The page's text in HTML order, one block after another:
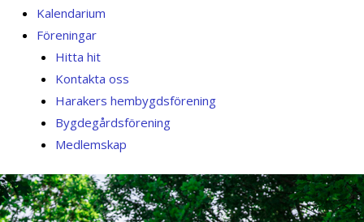
Kalendarium
Föreningar
Hitta hit
Kontakta oss
Harakers hembygdsförening
Bygdegårdsförening
Medlemskap